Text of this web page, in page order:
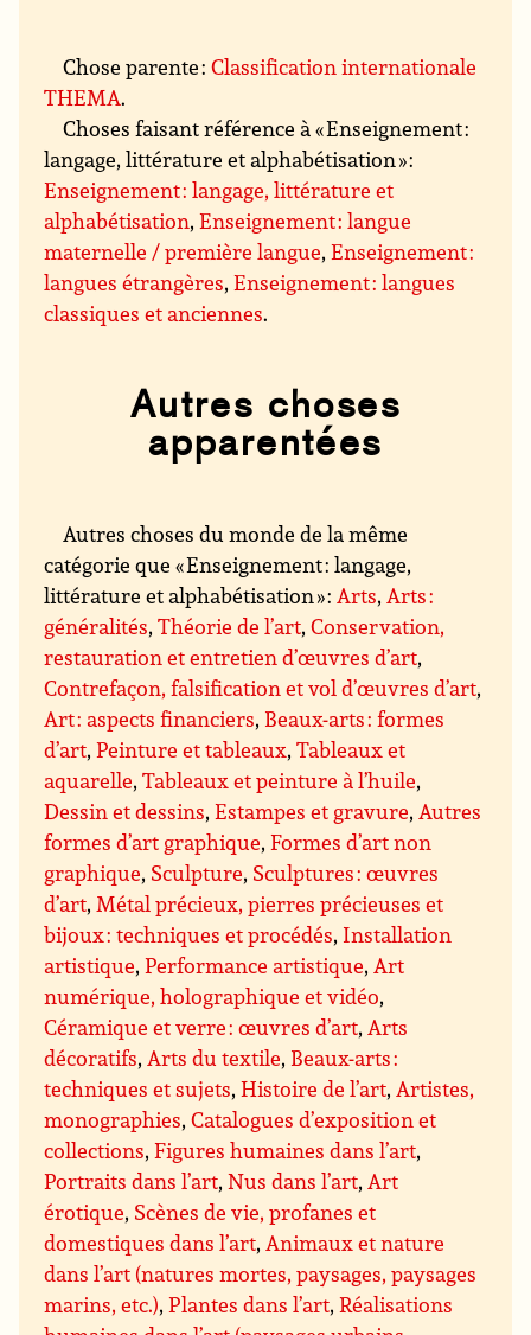
Chose parente :Classification internationale
THEMA.
Choses faisant référence à « Enseignement :
langage, littérature et alphabétisation » :
Enseignement : langage, littérature et
alphabétisation,Enseignement : langue
maternelle / première langue,Enseignement :
langues étrangères,Enseignement : langues
classiques et anciennes.
Autres choses
apparentées
Autres choses du monde de la même
catégorie que « Enseignement : langage,
littérature et alphabétisation » :Arts,Arts :
généralités,Théorie de l’art,Conservation,
restauration et entretien d’œuvres d’art,
Contrefaçon, falsification et vol d’œuvres d’art,
Art : aspects financiers, Beaux-arts : formes
d’art,Peinture et tableaux,Tableaux et
aquarelle,Tableaux et peinture à l’huile,
Dessin et dessins,Estampes et gravure,Autres
formes d’art graphique,Formes d’art non
graphique, Sculpture, Sculptures : œuvres
d’art,Métal précieux, pierres précieuses et
bijoux : techniques et procédés, Installation
artistique,Performance artistique,Art
numérique, holographique et vidéo,
Céramique et verre : œuvres d’art,Arts
décoratifs,Arts du textile, Beaux-arts :
techniques et sujets,Histoire de l’art,Artistes,
monographies,Catalogues d’exposition et
collections,Figures humaines dans l’art,
Portraits dans l’art,Nus dans l’art,Art
érotique, Scènes de vie, profanes et
domestiques dans l’art,Animaux et nature
dans l’art (natures mortes, paysages, paysages
marins, etc.),Plantes dans l’art,Réalisations